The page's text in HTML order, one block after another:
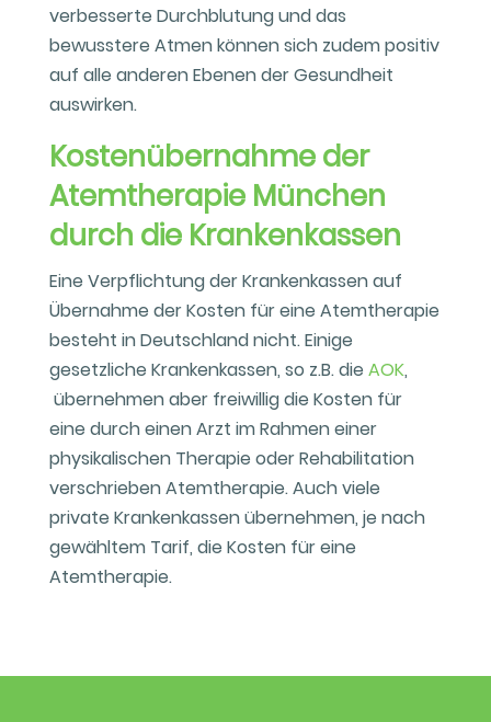
verbesserte Durchblutung und das
bewusstere Atmen können sich zudem positiv
auf alle anderen Ebenen der Gesundheit
auswirken.
Kostenübernahme der
Atemtherapie München
durch die Krankenkassen
Eine Verpflichtung der Krankenkassen auf
Übernahme der Kosten für eine Atemtherapie
besteht in Deutschland nicht. Einige
gesetzliche Krankenkassen, so z.B. die AOK,
übernehmen aber freiwillig die Kosten für
eine durch einen Arzt im Rahmen einer
physikalischen Therapie oder Rehabilitation
verschrieben Atemtherapie. Auch viele
private Krankenkassen übernehmen, je nach
gewähltem Tarif, die Kosten für eine
Atemtherapie.